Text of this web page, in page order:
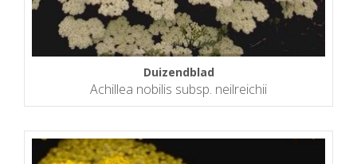
Duizendblad
Achillea nobilis subsp. neilreichii